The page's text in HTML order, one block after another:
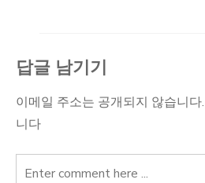
답글 남기기
이메일 주소는 공개되지 않습니다.
니다